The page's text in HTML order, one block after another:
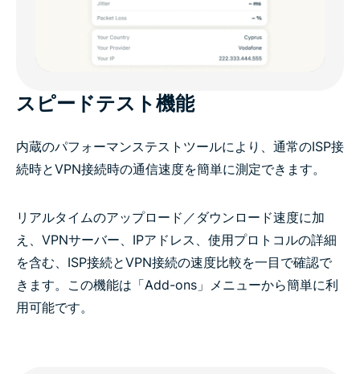
スピードテスト機能
内蔵のパフォーマンステストツールにより、通常のISP接
続時とVPN接続時の通信速度を簡単に測定できます。
リアルタイムのアップロード／ダウンロード速度に加
え、VPNサーバー、IPアドレス、使用プロトコルの詳細
を含む、ISP接続とVPN接続の速度比較を一目で確認で
きます。この機能は「Add-ons」メニューから簡単に利
用可能です。